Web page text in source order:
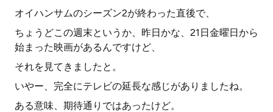
オイハンサムのシーズン2が終わった直後で、
ちょうどこの週末というか、昨日かな、21日金曜日から
始まった映画があるんですけど、
それを見てきましたと。
いやー、完全にテレビの延長な感じがありましたね。
ある意味、期待通りではあったけど。